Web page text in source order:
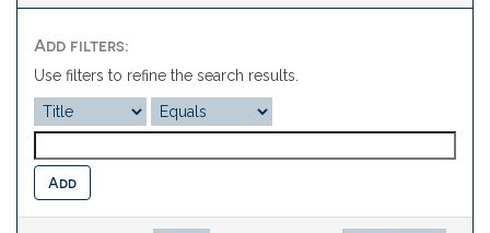
Add filters:
Use filters to refine the search results.